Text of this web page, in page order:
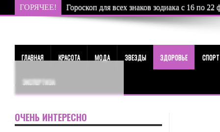
ГОРЯЧЕЕ! Гороскоп для всех знаков зодиака с 16 по 22
ГЛАВНАЯ КРАСОТА МОДА ЗВЕЗДЫ ЗДОРОВЬЕ СПОРТ
ЭКСПЕРТИЗА
ОЧЕНЬ ИНТЕРЕСНО